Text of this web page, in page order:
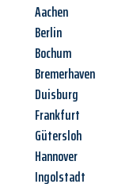
Aachen
Berlin
Bochum
Bremerhaven
Duisburg
Frankfurt
Gütersloh
Hannover
Ingolstadt